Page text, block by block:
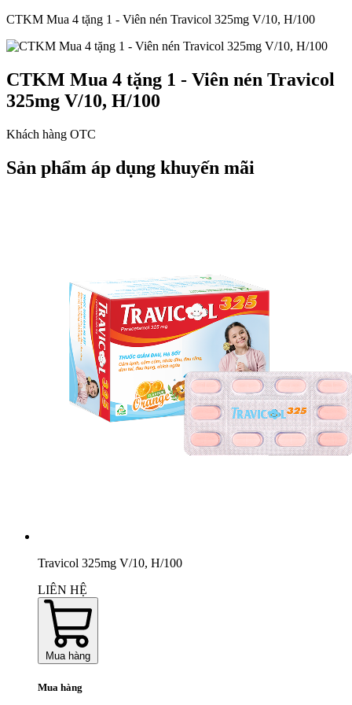
CTKM Mua 4 tặng 1 - Viên nén Travicol 325mg V/10, H/100
CTKM Mua 4 tặng 1 - Viên nén Travicol
325mg V/10, H/100
Khách hàng OTC
Sản phẩm áp dụng khuyến mãi
Travicol 325mg V/10, H/100
LIÊN HỆ
Mua hàng
Mua hàng